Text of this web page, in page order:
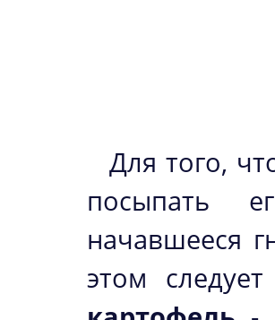
Для того,
посыпать
начавшееся
этом